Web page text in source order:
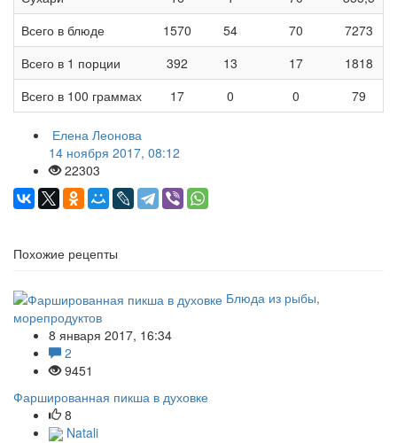
Всего в блюде
1570 54 70
7273
Всего в 1 порции
392 13 17
1818
Всего в 100 граммах
17 0 0 79
Елена Леонова
14 ноября 2017, 08:12
22303
Похожие рецепты
Блюда из рыбы,
морепродуктов
8 января 2017, 16:34
2
9451
Фаршированная пикша в духовке
8
Natali